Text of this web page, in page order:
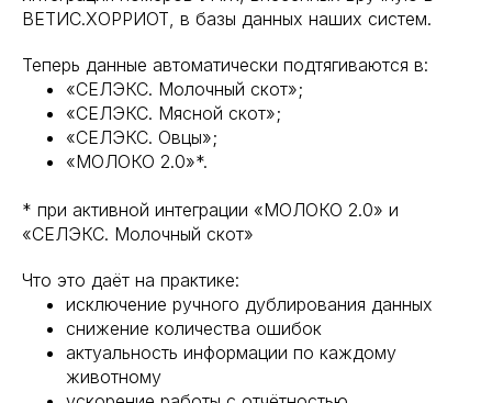
ВЕТИС.ХОРРИОТ, в базы данных наших систем.
Теперь данные автоматически подтягиваются в:
«СЕЛЭКС. Молочный скот»;
«СЕЛЭКС. Мясной скот»;
«СЕЛЭКС. Овцы»;
«МОЛОКО 2.0»*.
* при активной интеграции «МОЛОКО 2.0» и
«СЕЛЭКС. Молочный скот»
Что это даёт на практике:
исключение ручного дублирования данных
снижение количества ошибок
актуальность информации по каждому
животному